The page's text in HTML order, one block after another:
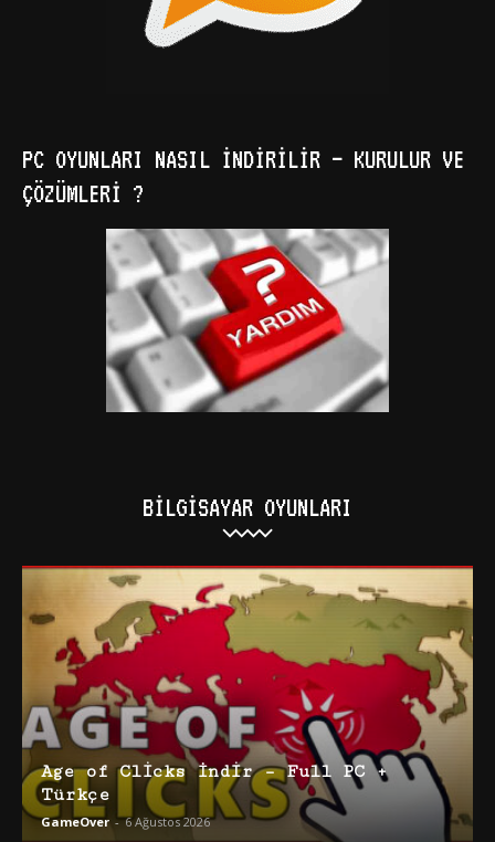
PC OYUNLARI NASIL İNDIRILIR – KURULUR VE
ÇÖZÜMLERI ?
BILGISAYAR OYUNLARI
Age of Clicks İndir – Full PC +
Türkçe
GameOver - 6 Ağustos 2026